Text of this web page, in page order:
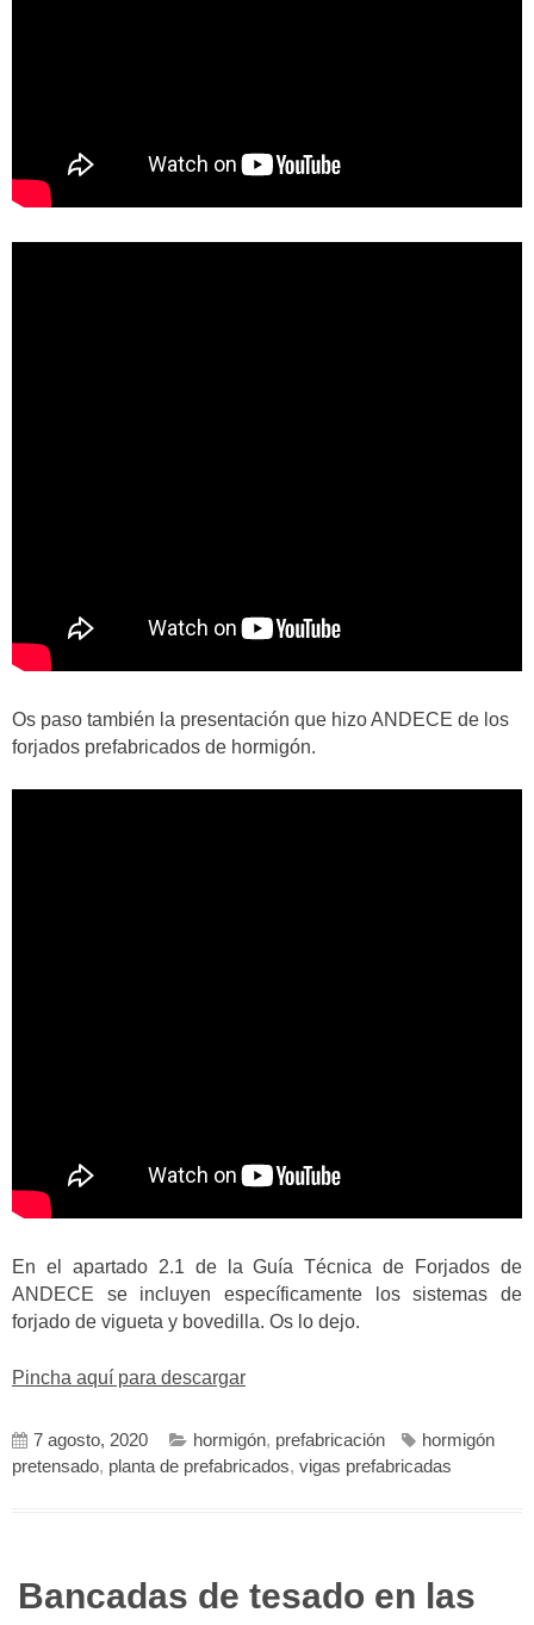
Os paso también la presentación que hizo ANDECE de los
forjados prefabricados de hormigón.
En el apartado 2.1 de la Guía Técnica de Forjados de
ANDECE se incluyen específicamente los sistemas de
forjado de vigueta y bovedilla. Os lo dejo.
Pincha aquí para descargar
7 agosto, 2020 hormigón, prefabricación
hormigón
pretensado, planta de prefabricados, vigas prefabricadas
Bancadas de tesado en las